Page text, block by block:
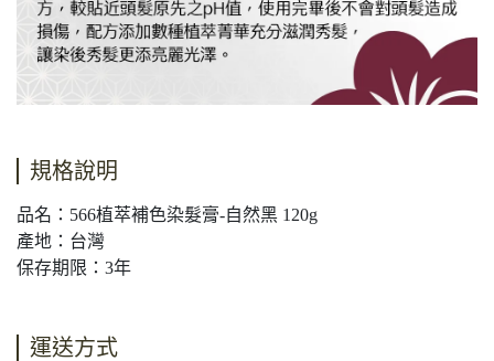
規格說明
品名：566植萃補色染髮膏-自然黑 120g
產地：台灣
保存期限：3年
運送方式